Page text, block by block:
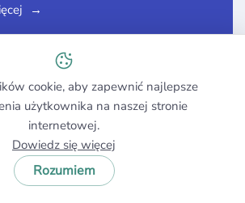
aplikacja do analizy
i Windows PC
cookie, aby zapewnić najlepsze
użytkownika na naszej stronie
internetowej.
Dowiedz się więcej
Rozumiem